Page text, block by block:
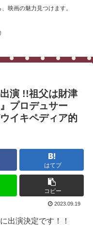
映画の魅力見つけます。
演 !!祖父は財津
プロデュサー
イキペディア的
はてブ
コピー
2023.09.19
出演決定です！！